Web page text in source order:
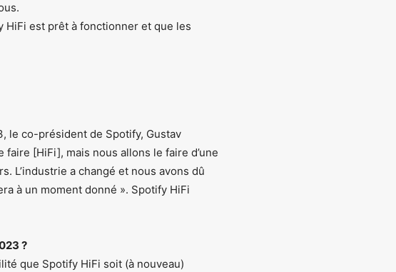
est prêt à fonctionner et que les
le co-président de Spotify, Gustav
[HiFi], mais nous allons le faire d’une
L’industrie a changé et nous avons dû
à un moment donné ». Spotify HiFi
?
que Spotify HiFi soit (à nouveau)